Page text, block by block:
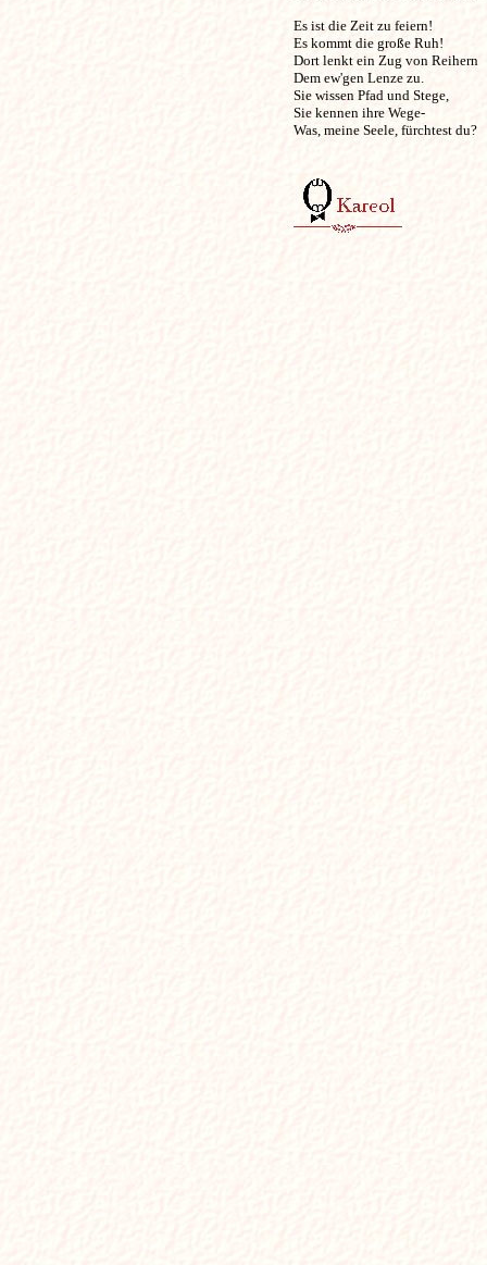
Es ist die Zeit zu feiern!
Es kommt die große Ruh!
Dort lenkt ein Zug von Reihern
Dem ew'gen Lenze zu.
Sie wissen Pfad und Stege,
Sie kennen ihre Wege-
Was, meine Seele, fürchtest du?